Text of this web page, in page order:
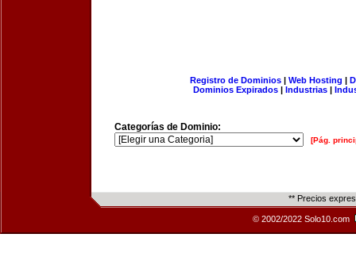
Registro de Dominios| Web Hosting |
Dominios Expirados | Industrias |
Categorías de Dominio:
[Pág.
** Precios
© 2002/2022 Solo10.com